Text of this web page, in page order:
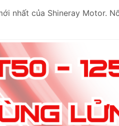
nhất của Shineray Motor.